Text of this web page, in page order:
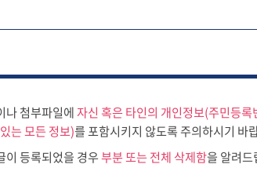
나 첨부파일에자신 혹은 타인의 개인정보(주민등
는 모든 정보)를 포함시키지 않도록 주의하시기 바
이 등록되었을 경우부분 또는 전체 삭제함을 알려드